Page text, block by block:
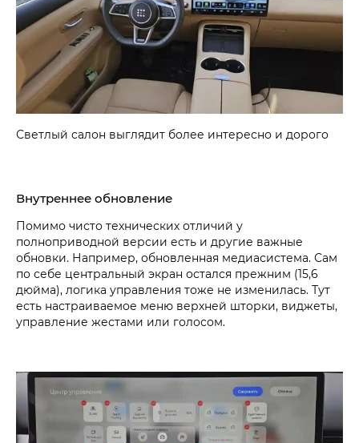
Светлый салон выглядит более интересно и дорого
Внутреннее обновление
Помимо чисто технических отличий у
полноприводной версии есть и другие важные
обновки. Например, обновленная медиасистема. Сам
по себе центральный экран остался прежним (15,6
дюйма), логика управления тоже не изменилась. Тут
есть настраиваемое меню верхней шторки, виджеты,
управление жестами или голосом.